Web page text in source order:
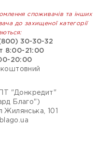
споживачів та інших
до захищеної категорії
30-30-32
8:00-21:00
20:00
"Донкредит"
Благо")
Жилянська, 101